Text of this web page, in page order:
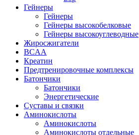
Гейнеры
Гейнеры
Гейнеры высокобелковые
Гейнеры высокоуглеводные
Жиросжигатели
BCAA
Креатин
Предтренировочные комплексы
Батончики
Батончики
Энергетические
Суставы и связки
Аминокислоты
Аминокислоты
Аминокислоты отдельные